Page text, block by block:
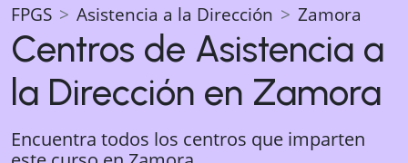
FPGS Asistencia a la Dirección Zamora
Centros de Asistencia a
la Dirección en Zamora
Encuentra todos los centros que imparten